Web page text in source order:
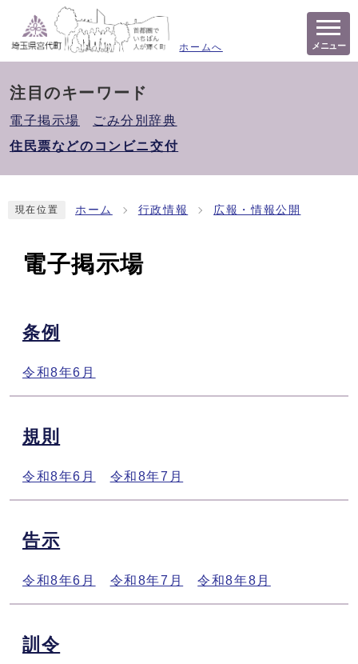
ホームへ メニュー
注目のキーワード
電子掲示場
ごみ分別辞典
住民票などのコンビニ交付
現在位置 ホーム 行政情報 広報・情報公開
電子掲示場
条例
令和8年6月
規則
令和8年6月 令和8年7月
告示
令和8年6月 令和8年7月 令和8年8月
訓令